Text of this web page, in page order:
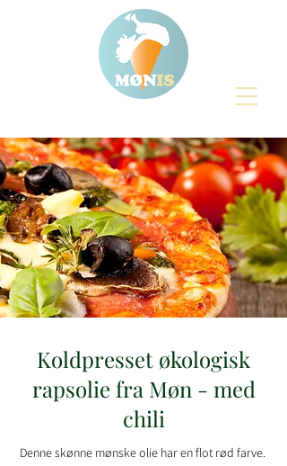
Koldpresset økologisk
rapsolie fra Møn - med
chili
Denne skønne mønske olie har en flot rød farve.